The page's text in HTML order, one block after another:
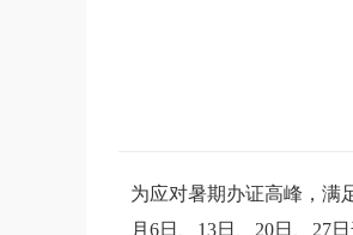
为应对暑期办证高峰，满
月6日、13日、20日、27